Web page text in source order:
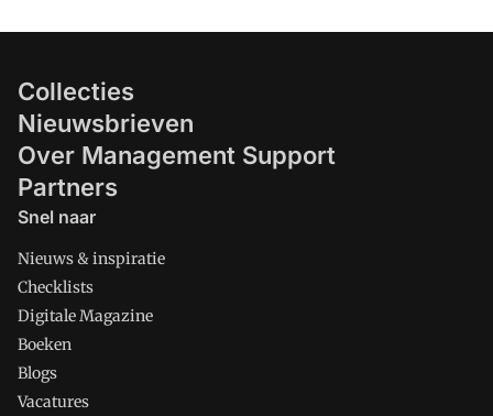
Collecties
Nieuwsbrieven
Over Management Support
Partners
Snel naar
Nieuws & inspiratie
Checklists
Digitale Magazine
Boeken
Blogs
Vacatures